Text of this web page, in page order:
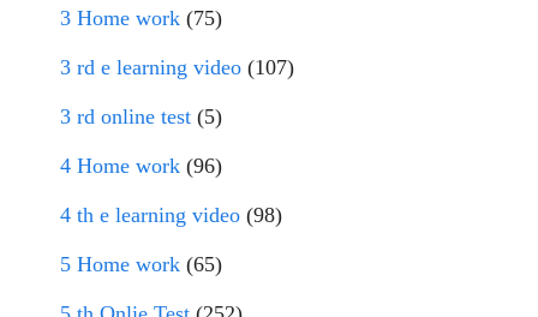
3 Home work (75)
3 rd e learning video (107)
3 rd online test (5)
4 Home work (96)
4 th e learning video (98)
5 Home work (65)